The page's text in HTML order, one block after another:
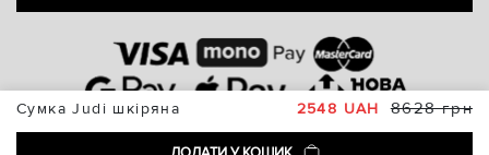
Сумка Judi шкіряна 2548 UAH 8628 грн